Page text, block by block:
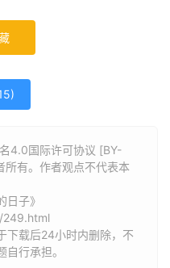
)
4.0国际许可协议 [BY-
所有。作者观点不代表本
子》
下载后24小时内删除，不
行承担。